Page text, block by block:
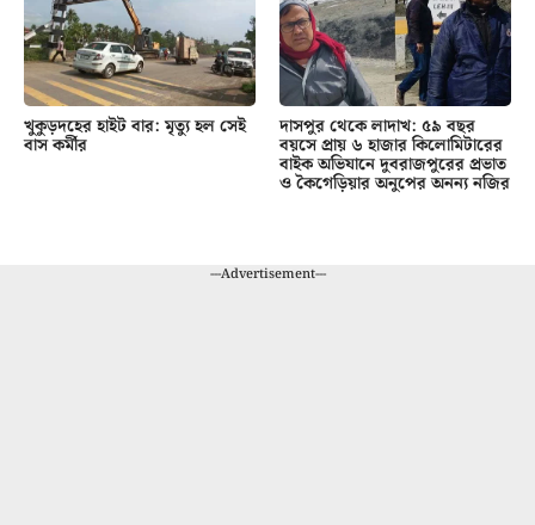
খুকুড়দহের হাইট বার: মৃত্যু হল সেই
বাস কর্মীর
দাসপুর থেকে লাদাখ: ৫৯ বছর
বয়সে প্রায় ৬ হাজার কিলোমিটারের
বাইক অভিযানে দুবরাজপুরের প্রভাত
ও কৈগেড়িয়ার অনুপের অনন্য নজির
---Advertisement---